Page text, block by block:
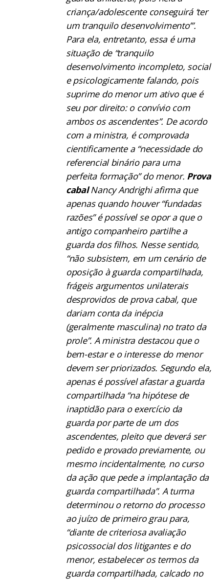
criança/adolescente conseguirá ‘ter
um tranquilo desenvolvimento’”.
Para ela, entretanto, essa é uma
situação de “tranquilo
desenvolvimento incompleto, social
e psicologicamente falando, pois
suprime do menor um ativo que é
seu por direito: o convívio com
ambos os ascendentes”. De acordo
com a ministra, é comprovada
cientificamente a “necessidade do
referencial binário para uma
perfeita formação” do menor. Prova
cabalNancy Andrighi afirma que
apenas quando houver “fundadas
razões” é possível se opor a que o
antigo companheiro partilhe a
guarda dos filhos. Nesse sentido,
“não subsistem, em um cenário de
oposição à guarda compartilhada,
frágeis argumentos unilaterais
desprovidos de prova cabal, que
dariam conta da inépcia
(geralmente masculina) no trato da
prole”. A ministra destacou que o
bem-estar e o interesse do menor
devem ser priorizados. Segundo ela,
apenas é possível afastar a guarda
compartilhada “na hipótese de
inaptidão para o exercício da
guarda por parte de um dos
ascendentes, pleito que deverá ser
pedido e provado previamente, ou
mesmo incidentalmente, no curso
da ação que pede a implantação da
guarda compartilhada”. A turma
determinou o retorno do processo
ao juízo de primeiro grau para,
“diante de criteriosa avaliação
psicossocial dos litigantes e do
menor, estabelecer os termos da
guarda compartilhada, calcado no